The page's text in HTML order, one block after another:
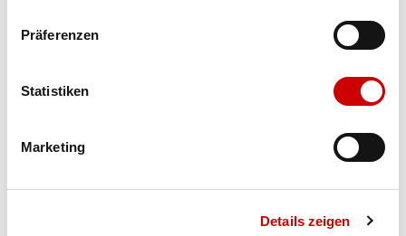
Präferenzen
Statistiken
Marketing
Details zeigen
IN DEN WARENKORB
Bis 17:00 Uhr bestellen: morgen geliefert - ab CHF 50.00